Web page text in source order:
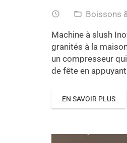
access_time folder_open Boissons
Machine à slush
granités à la
un compresseur
de fête en
EN SAVOIR PLUS